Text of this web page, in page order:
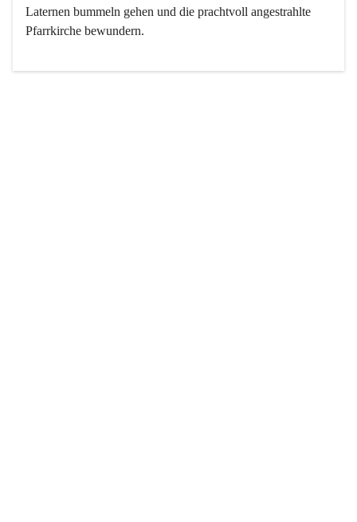
Laternen bummeln gehen und die prachtvoll angestrahlte
Pfarrkirche bewundern.
Der Weinbau dominert heute nicht mehr, ist aber integrativer